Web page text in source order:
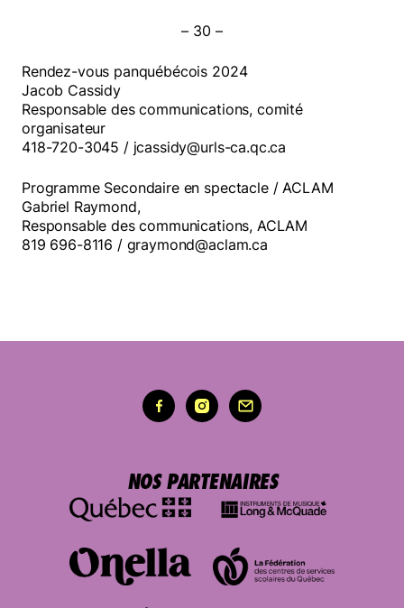
– 30 –
Rendez-vous panquébécois 2024
Jacob Cassidy
Responsable des communications, comité
organisateur
418-720-3045 / jcassidy@urls-ca.qc.ca
Programme Secondaire en spectacle / ACLAM
Gabriel Raymond,
Responsable des communications, ACLAM
819 696-8116 / graymond@aclam.ca
NOS PARTENAIRES